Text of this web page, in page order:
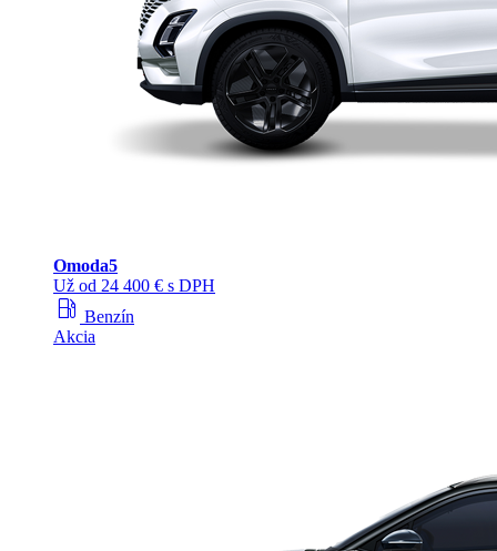
Omoda5
Už od 24 400 € s DPH
local_gas_station Benzín
Akcia